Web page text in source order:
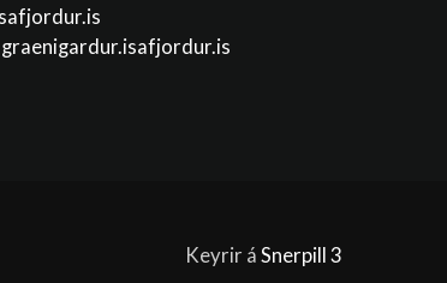
graenigardur.isafjordur.is
Keyrir á Snerpill 3